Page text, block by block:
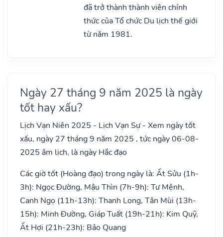
đã trở thành thành viên chính
thức của Tổ chức Du lịch thế giới
từ năm 1981.
Ngày 27 tháng 9 năm 2025 là ngày
tốt hay xấu?
Lịch Vạn Niên 2025 - Lịch Vạn Sự - Xem ngày tốt
xấu, ngày 27 tháng 9 năm 2025 , tức ngày 06-08-
2025 âm lịch, là ngày Hắc đạo
Các giờ tốt (Hoàng đạo) trong ngày là: Ất Sửu (1h-
3h): Ngọc Đường, Mậu Thìn (7h-9h): Tư Mệnh,
Canh Ngọ (11h-13h): Thanh Long, Tân Mùi (13h-
15h): Minh Đường, Giáp Tuất (19h-21h): Kim Quỹ,
Ất Hợi (21h-23h): Bảo Quang